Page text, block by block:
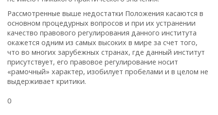
Рассмотренные выше недостатки Положения касаются в
основном процедурных вопросов и при их устранении
качество правового регулирования данного института
окажется одним из самых высоких в мире за счет того,
что во многих зарубежных странах, где данный институт
присутствует, его правовое регулирование носит
«рамочный» характер, изобилует пробелами и в целом не
выдерживает критики.
0